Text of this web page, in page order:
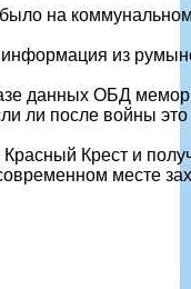
на
из
данных ОБД
ли после войны
Крест и
месте